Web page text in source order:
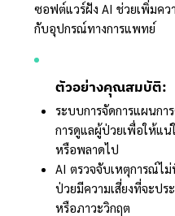
ซอฟต์แวร์ฝัง AI ช่วยเพิ่มค
กับอุปกรณ์ทางการแพทย์
ตัวอย่างคุณสมบัติ:
ระบบการจัดการแผนกา
การดูแลผู้ป่วยเพื่อให้แน่
หรือพลาดไป
AI ตรวจจับเหตุการณ์ไ
ป่วยมีความเสี่ยงที่จะปร
หรือภาวะวิกฤต